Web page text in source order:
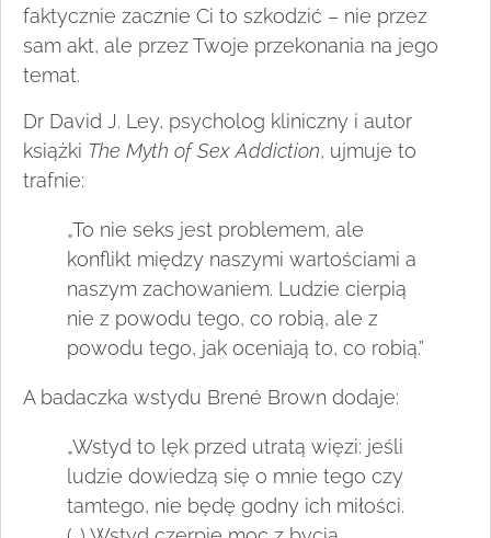
faktycznie zacznie Ci to szkodzić – nie przez
sam akt, ale przez Twoje przekonania na jego
temat.
Dr David J. Ley, psycholog kliniczny i autor
książki The Myth of Sex Addiction, ujmuje to
trafnie:
„To nie seks jest problemem, ale
konflikt między naszymi wartościami a
naszym zachowaniem. Ludzie cierpią
nie z powodu tego, co robią, ale z
powodu tego, jak oceniają to, co robią.”
A badaczka wstydu Brené Brown dodaje:
„Wstyd to lęk przed utratą więzi: jeśli
ludzie dowiedzą się o mnie tego czy
tamtego, nie będę godny ich miłości.